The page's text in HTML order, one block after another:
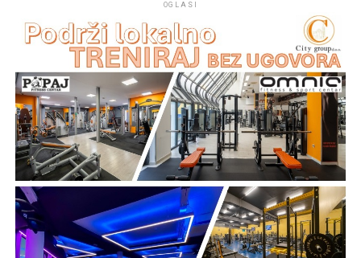
OGLASI